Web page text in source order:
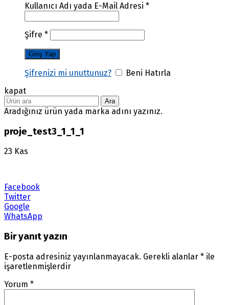
Kullanıcı Adı yada E-Mail Adresi *
Şifre *
Şifrenizi mi unuttunuz?
Beni Hatırla
kapat
Ara
Aradığınız ürün yada marka adını yazınız.
proje_test3_1_1_1
23 Kas
Facebook
Twitter
Google
WhatsApp
Bir yanıt yazın
E-posta adresiniz yayınlanmayacak. Gerekli alanlar * ile
işaretlenmişlerdir
Yorum *